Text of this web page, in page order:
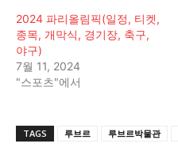
2024 파리올림픽(일정, 티켓,
종목, 개막식, 경기장, 축구,
야구)
7월 11, 2024
"스포츠"에서
TAGS 루브르 루브르박물관